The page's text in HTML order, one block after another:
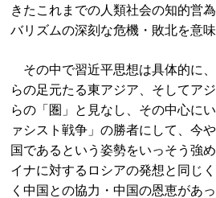
きたこれまでの人類社会の知的営
バリズムの深刻な危機・敗北を意味
その中で習近平思想は具体的に
らの足元たる東アジア、そしてア
らの「圏」と見なし、その中心に
ァシスト戦争」の勝者にして、今
国であるという姿勢をいっそう強
イナに対するロシアの発想と同じ
く中国との協力・中国の恩恵があ